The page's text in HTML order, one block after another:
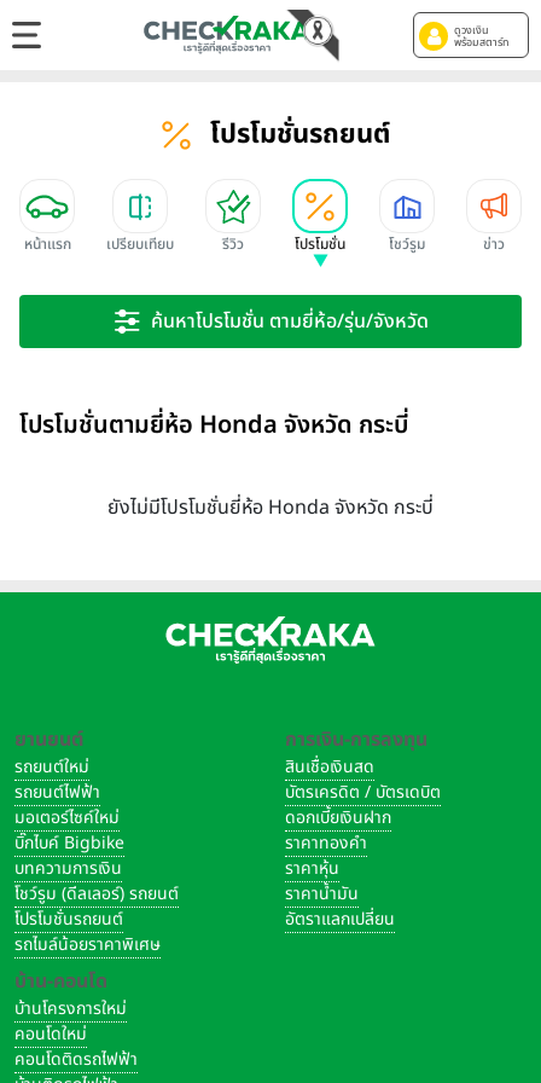
ดูวงเงิน
พร้อมสตาร์ท
โปรโมชั่นรถยนต์
หน้าแรก เปรียบเทียบ รีวิว โปรโมชั่น โชว์รูม ข่าว
ค้นหาโปรโมชั่น ตามยี่ห้อ/รุ่น/จังหวัด
โปรโมชั่นตามยี่ห้อ Honda จังหวัด กระบี่
ยังไม่มีโปรโมชั่นยี่ห้อ Honda จังหวัด กระบี่
ยานยนต์
รถยนต์ใหม่
รถยนต์ไฟฟ้า
มอเตอร์ไซค์ใหม่
บิ๊กไบค์ Bigbike
บทความการเงิน
โชว์รูม (ดีลเลอร์) รถยนต์
โปรโมชั่นรถยนต์
รถไมล์น้อยราคาพิเศษ
บ้าน-คอนโด
บ้านโครงการใหม่
คอนโดใหม่
คอนโดติดรถไฟฟ้า
การเงิน-การลงทุน
สินเชื่อเงินสด
บัตรเครดิต / บัตรเดบิต
ดอกเบี้ยเงินฝาก
ราคาทองคำ
ราคาหุ้น
ราคาน้ำมัน
อัตราแลกเปลี่ยน